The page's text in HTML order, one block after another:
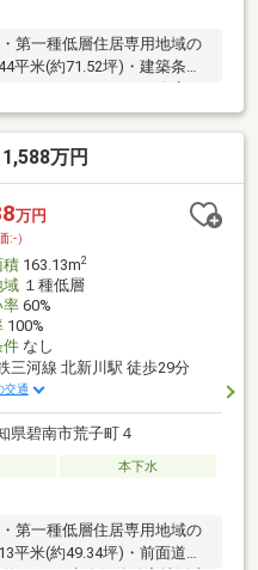
第一種低層住居専用地域の
平米(約71.52坪)・建築条件
に面する敷地・前面道路か
すい土地形状▼周辺環境・
(約500m)・スギ薬局碧南
ブン碧南緑町2丁目店 徒歩6
手伝いします
お気軽にお問い合わせく
万円
万円
:-）
積163.13m2
域１種低層
率60%
100%
件なし
三河線 北新川駅 徒歩29分
交通
県碧南市荒子町４
本下水
第一種低層住居専用地域の
平米(約49.34坪)・前面道路